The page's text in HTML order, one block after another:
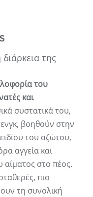
της
του
και
συστατικά του,
βοηθούν στην
του αζώτου,
αγγεία και
αίματος στο πέος.
πιο
τη συνολική